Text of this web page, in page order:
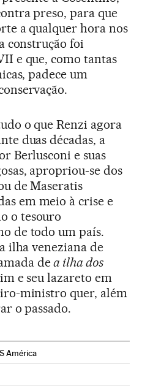
preso, para que
a qualquer hora nos
construção foi
e que, como tantas
padece um
o que Renzi agora
duas décadas, a
Berlusconi e suas
apropriou-se dos
de Maseratis
em meio à crise e
o tesouro
de todo um país.
ilha veneziana de
dea ilha dos
e seu lazareto em
ministro quer, além
o passado.
América
Twitter
en Instagram
Brasil en Facebook